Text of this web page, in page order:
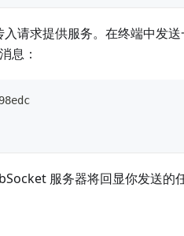
请求提供服务。在终端中发
息：
服务器将回显你发送的